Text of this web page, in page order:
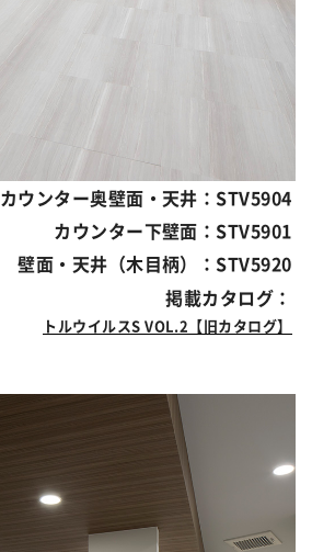
カウンター奥壁面・天井：STV5904
カウンター下壁面：STV5901
壁面・天井（木目柄）：STV5920
掲載カタログ：
トルウイルスS VOL.2【旧カタログ】